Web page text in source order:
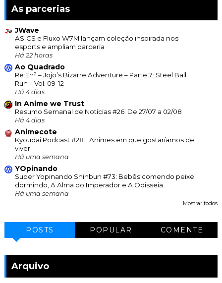
As parcerias
JWave
ASICS e Fluxo W7M lançam coleção inspirada nos
esports e ampliam parceria
Há 22 horas
Ao Quadrado
Re:En² – Jojo’s Bizarre Adventure – Parte 7: Steel Ball
Run – Vol. 09-12
Há 4 dias
In Anime we Trust
Resumo Semanal de Notícias #26: De 27/07 a 02/08
Há 4 dias
Animecote
Kyoudai Podcast #281: Animes em que gostaríamos de
viver
Há uma semana
YOpinando
Super Yopinando Shinbun #73: Bebês comendo peixe
dormindo, A Alma do Imperador e A Odisseia
Há uma semana
Mostrar todos
POSTS POPULAR COMENTE
Arquivo